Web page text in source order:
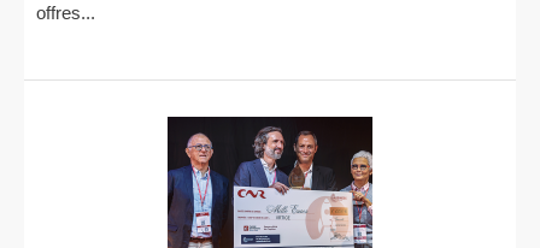
offres...